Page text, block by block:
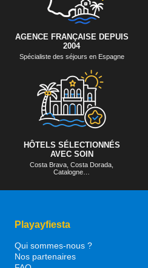
AGENCE FRANÇAISE DEPUIS
2004
Spécialiste des séjours en Espagne
HÔTELS SÉLECTIONNÉS
AVEC SOIN
Costa Brava, Costa Dorada,
Catalogne…
Playayfiesta
Qui sommes-nous ?
Nos partenaires